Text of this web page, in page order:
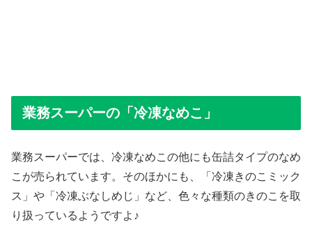
業務スーパーの「冷凍なめこ」
業務スーパーでは、冷凍なめこの他にも缶詰タイプのなめ
こが売られています。そのほかにも、「冷凍きのこミック
ス」や「冷凍ぶなしめじ」など、色々な種類のきのこを取
り扱っているようですよ♪